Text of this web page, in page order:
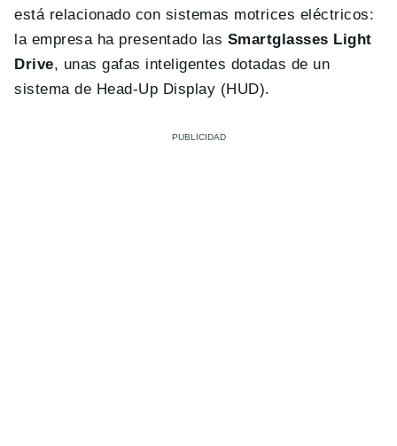
está relacionado con sistemas motrices eléctricos:
la empresa ha presentado las Smartglasses Light
Drive, unas gafas inteligentes dotadas de un
sistema de Head-Up Display (HUD).